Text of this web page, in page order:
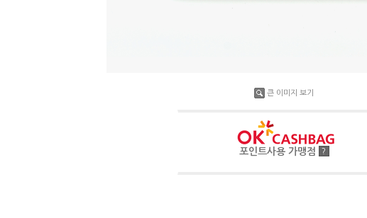
큰 이미지 보기
포인트사용 가맹점 ?